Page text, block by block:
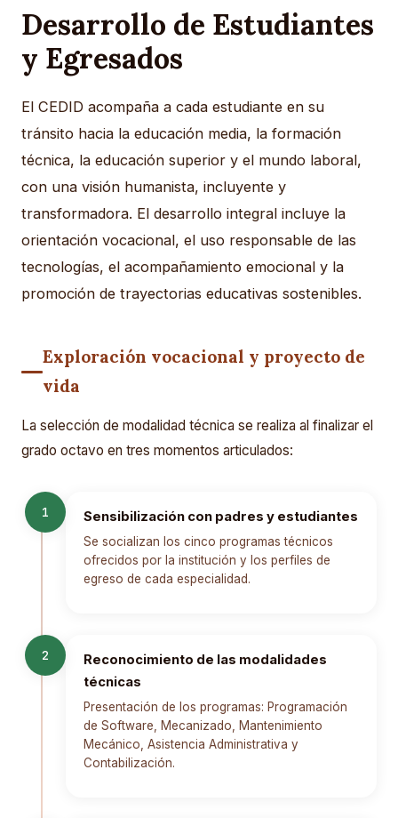
Desarrollo de Estudiantes
y Egresados
El CEDID acompaña a cada estudiante en su
tránsito hacia la educación media, la formación
técnica, la educación superior y el mundo laboral,
con una visión humanista, incluyente y
transformadora. El desarrollo integral incluye la
orientación vocacional, el uso responsable de las
tecnologías, el acompañamiento emocional y la
promoción de trayectorias educativas sostenibles.
Exploración vocacional y proyecto de
vida
La selección de modalidad técnica se realiza al finalizar el
grado octavo en tres momentos articulados:
1 Sensibilización con padres y estudiantes
Se socializan los cinco programas técnicos
ofrecidos por la institución y los perfiles de
egreso de cada especialidad.
2
Reconocimiento de las modalidades
técnicas
Presentación de los programas: Programación
de Software, Mecanizado, Mantenimiento
Mecánico, Asistencia Administrativa y
Contabilización.